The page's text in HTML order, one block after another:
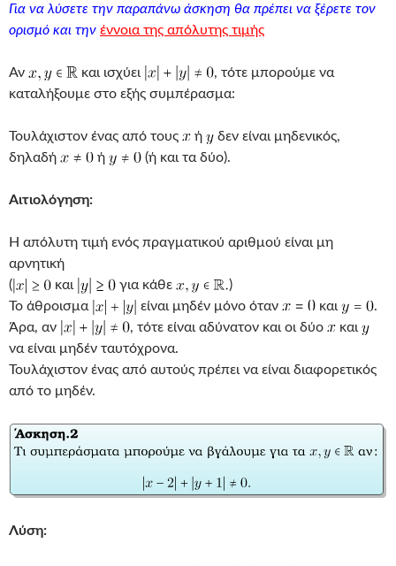
Για να λύσετε την παραπάνω άσκηση θα πρέπει να ξέρετε τον
ορισμό και την έννοια της απόλυτης τιμής
Αν και ισχύει
, τότε μπορούμε να
καταλήξουμε στο εξής συμπέρασμα:
Τουλάχιστον ένας από τους ή
δεν είναι μηδενικός,
δηλαδή
ή (ή και τα δύο).
Αιτιολόγηση:
Η απόλυτη τιμή ενός πραγματικού αριθμού είναι μη
αρνητική
(
και για κάθε
)
Το άθροισμα
είναι μηδέν μόνο όταν και
.
Άρα, αν
, τότε είναι αδύνατον και οι δύο
και
να είναι μηδέν ταυτόχρονα.
Τουλάχιστον ένας από αυτούς πρέπει να είναι διαφορετικός
από το μηδέν.
Λύση: